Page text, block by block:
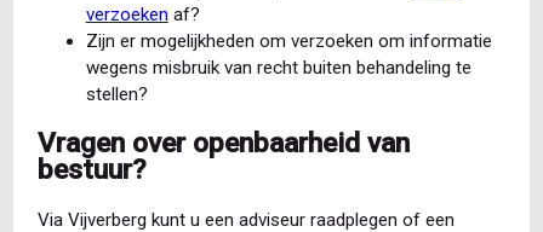
verzoekenaf?
Zijn er mogelijkheden om verzoeken om informatie
wegens misbruik van recht buiten behandeling te
stellen?
Vragen over openbaarheid van
bestuur?
Via Vijverberg kunt u een adviseur raadplegen of een